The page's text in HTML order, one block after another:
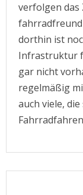
verfolgen das
dorthin ist
Infrastruktur
gar nicht
regelmäßig
auch viele,